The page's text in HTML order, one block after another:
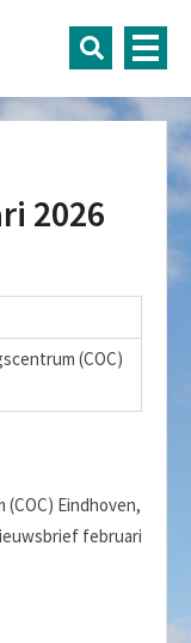
2026
(COC)
Eindhoven,
februari